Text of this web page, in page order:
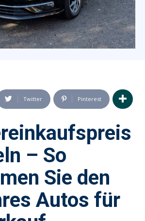
Twitter Pinterest
– So
Sie den
Autos für